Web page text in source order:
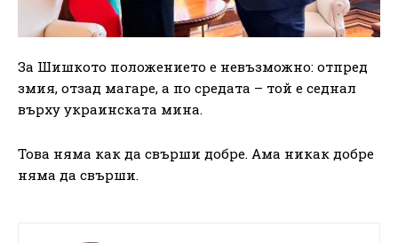
За Шишкото положението е невъзможно: отпред
змия, отзад магаре, а по средата – той е седнал
върху украинската мина.
Това няма как да свърши добре. Ама никак добре
няма да свърши.